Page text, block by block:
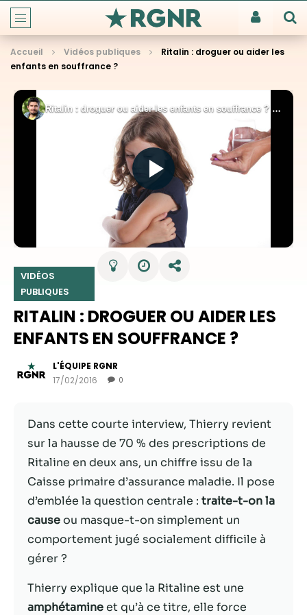
Accueil Vidéos publiques
Ritalin : droguer ou aider les
enfants en souffrance ?
VIDÉOS
PUBLIQUES
RITALIN : DROGUER OU AIDER LES
ENFANTS EN SOUFFRANCE ?
L'ÉQUIPE RGNR
17/02/2016
0
Dans cette courte interview, Thierry revient
sur la hausse de 70 % des prescriptions de
Ritaline en deux ans, un chiffre issu de la
Caisse primaire d’assurance maladie. Il pose
d’emblée la question centrale : traite-t-on la
causeou masque-t-on simplement un
comportement jugé socialement difficile à
gérer ?
Thierry explique que la Ritaline est une
amphétamineet qu’à ce titre, elle force
Nécessaire
sont pas
facultatifs. Ils
fonctionnement
du site Web.